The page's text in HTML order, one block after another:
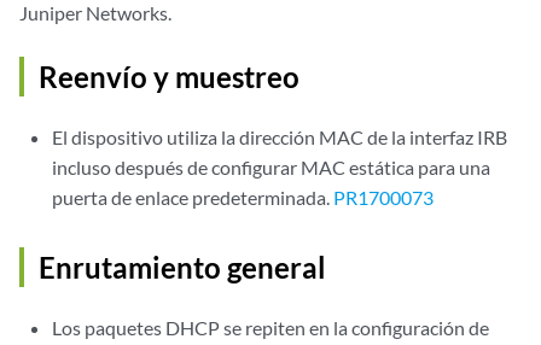
Juniper Networks.
Reenvío y muestreo
El dispositivo utiliza la dirección MAC de la interfaz IRB
incluso después de configurar MAC estática para una
puerta de enlace predeterminada. PR1700073
Enrutamiento general
Los paquetes DHCP se repiten en la configuración de